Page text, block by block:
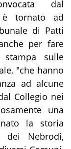
dal
è tornato ad
di Patti
per fare
sulle
"che hanno
ad alcune
Collegio nei
una
la storia
dei Nebrodi,